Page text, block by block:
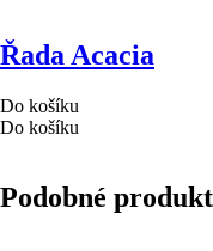
Řada Acacia
Do košíku
Do košíku
Podobné